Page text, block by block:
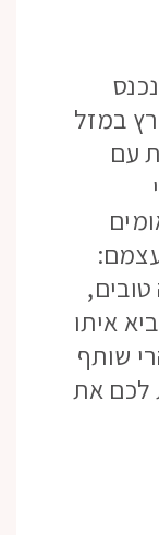
במזל
עם
טובים,
איתו
שותף
לכם את